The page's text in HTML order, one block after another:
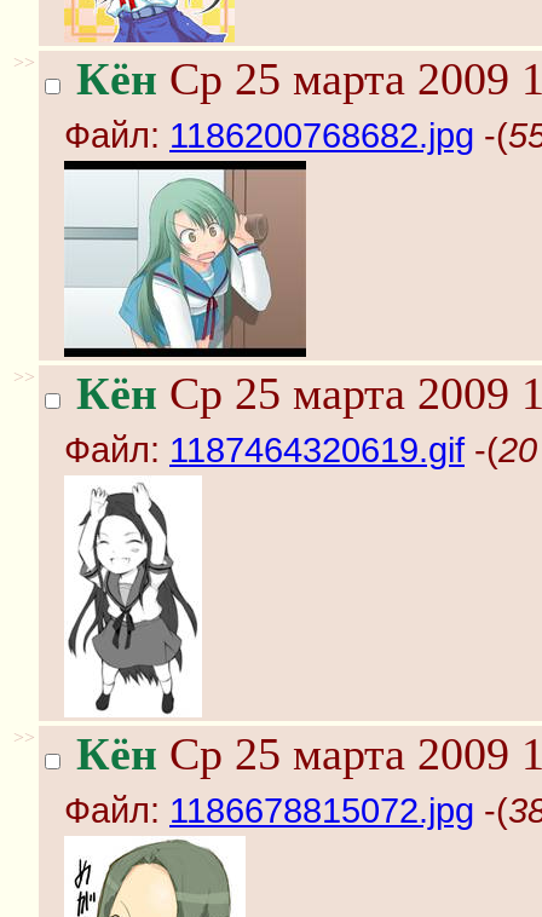
>> Кён Ср 25 марта 2009
Файл: 1186200768682.jpg -(
>> Кён Ср 25 марта 2009
Файл: 1187464320619.gif -(
>> Кён Ср 25 марта 2009
Файл: 1186678815072.jpg -(